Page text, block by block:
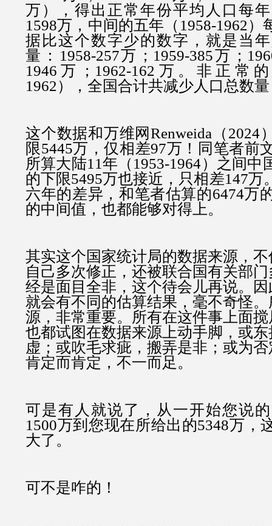
万），得出正常年份平均人口每
1598万，中间的五年（1958-1962）
据比这个数字少的数字，就是当
量：1958-257万；1959-385万；
1946万；1962-162万。非正常
1962），全国合计共减少人口总数
这个数据和万维网Renweida（2024
限5445万，仅相差97万！同笔者前
所算大陆11年（1953-1964）之间中
的下限5495万也接近，只相差147万
六年的差异，和笔者估算的6474万
的中间值，也都能够对得上。
其实这个国家统计局的数据来源，
自己多次修正，还被联合国有关部
经是面目全非，这个待会儿再说。
就会有不同的估算结果，毫不奇怪
源，非常重要。所有在这件事上面
也都试图在数据来源上动手脚，或
虚；或吹毛求疵，搬弄是非；或为
肯定而肯定，不一而足。
可是有人就说了，从一开始您说
1500万到您现在所给出的5348万，
大了。
可不是咋的！